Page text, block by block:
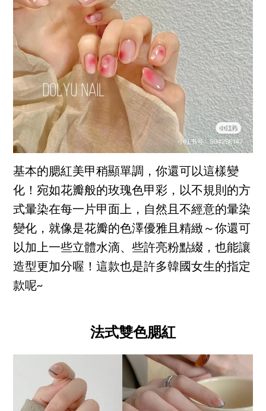
基本的腮紅美甲稍顯單調，你還可以這樣變
化！宛如花瓣般的玫瑰色甲彩，以不規則的方
式暈染在每一片甲面上，自然且不經意的暈染
變化，就像是花瓣的色澤優雅且精緻～你還可
以加上一些立體水滴、些許亮粉點綴，也能讓
造型更加分喔！這款也是許多韓國女生的指定
款呢~
法式雙色腮紅